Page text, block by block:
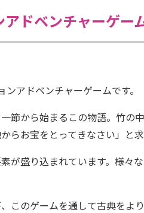
ドベンチャーゲ
アドベンチャーゲームです。
節から始まるこの物語。竹
らお宝をとってきなさい」と求
が盛り込まれています。様々
このゲームを通して古典をよ